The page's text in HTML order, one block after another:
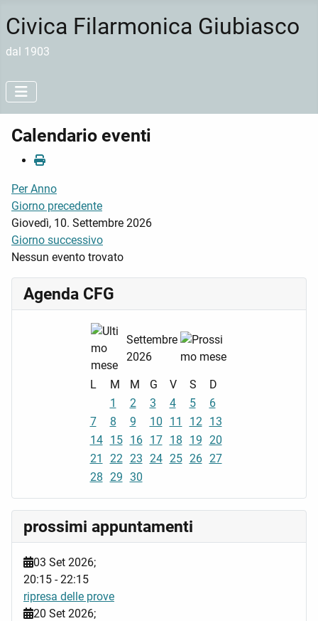
Civica Filarmonica Giubiasco
dal 1903
Calendario eventi
Per Anno
Giorno precedente
Giovedì, 10. Settembre 2026
Giorno successivo
Nessun evento trovato
Agenda CFG
Settembre
2026
L M M G V S
D
1
2 3 4 5
6
7
8 9 10 11 12
13
14
15 16 17 18 19 20
21
22 23 24 25 26 27
28 29 30
prossimi appuntamenti
03 Set 2026;
20:15 -22:15
ripresa delle prove
20 Set 2026;